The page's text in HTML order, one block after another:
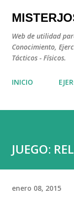
Web de utilidad
Conocimiento,
Tácticos - Físicos.
INICIO
JUEGO:
enero 08, 2015